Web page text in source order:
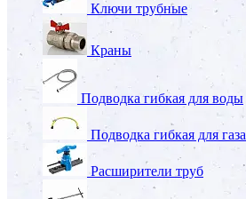
Ключи трубные
Краны
Подводка гибкая для воды
Подводка гибкая для газа
Расширители труб